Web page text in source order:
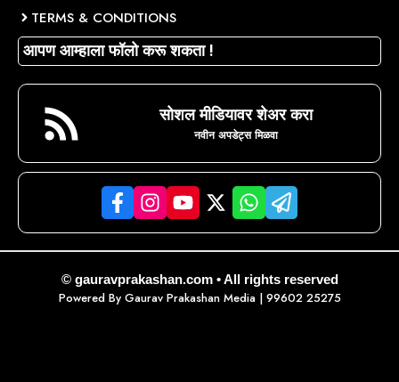
TERMS & CONDITIONS
आपण आम्हाला फॉलो करू शकता !
सोशल मीडियावर शेअर करा
नवीन अपडेट्स मिळवा
© gauravprakashan.com • All rights reserved
Powered By Gaurav Prakashan Media| 99602 25275